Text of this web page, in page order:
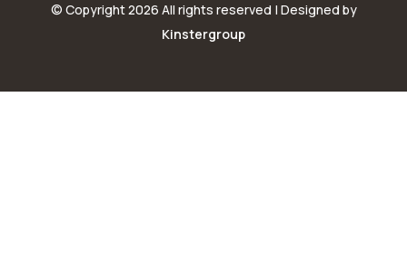
© Copyright2026 All rights reserved | Designed by
Kinstergroup